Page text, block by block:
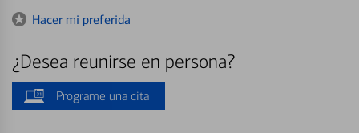
Hacer mi preferida
¿Desea reunirse en persona?
Programe una cita